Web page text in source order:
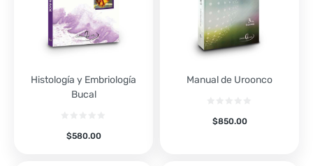
Histología y Embriología
Bucal
$580.00
Manual de Uroonco
$850.00